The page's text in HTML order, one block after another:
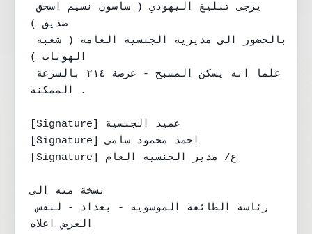
يرجى تبليغ اليهودي ( ساسون نسيم اسحق
صديق )
الهويات )
الممكنة .
[Signature] عميد الجنسية
[Signature] احمد محمود سامي
[Signature] ع/ مدير الجنسية العام
نسخة منه الى
رئاسة الطائفة الموسوية - بغداد - لنفس
الغرض اعلاه